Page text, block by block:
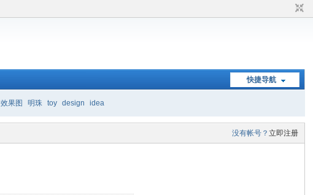
快捷导航
效果图 明珠 toy design idea
没有帐号？ 立即注册